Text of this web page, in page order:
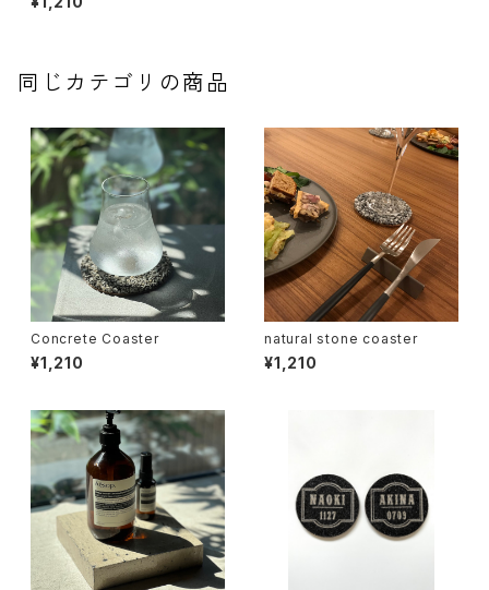
同じカテゴリの商品
Concrete Coaster
¥1,210
natural stone coaster
¥1,210